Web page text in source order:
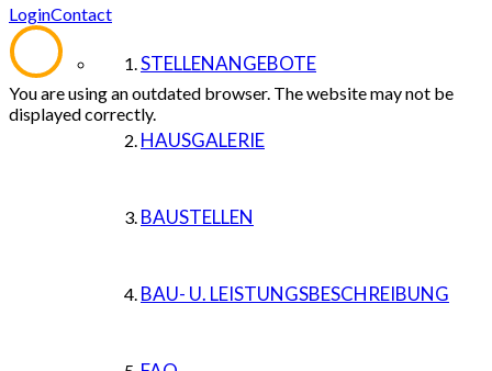
STELLENANGEBOTE
HAUSGALERIE
BAUSTELLEN
BAU- U. LEISTUNGSBESCHREIBUNG
LoginContact
You are using an outdated browser. The website may not be
displayed correctly.